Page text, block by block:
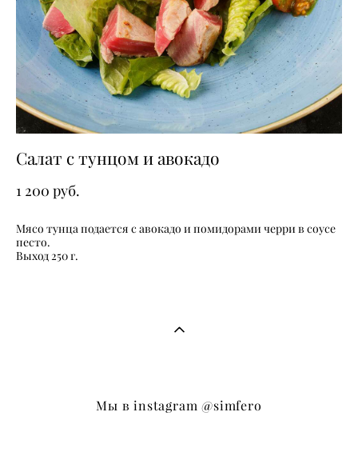
Салат с тунцом и авокадо
1 200 pуб.
Мясо тунца подается с авокадо и помидорами черри в соусе
песто.
Выход 250 г.
Мы в instagram@simfero